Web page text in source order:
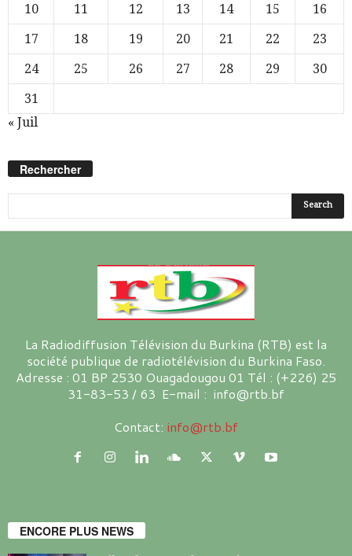
10
11 12 13 14 15
16
17
18 19 20 21 22
23
24
25 26 27 28 29
30
31
« Juil
Rechercher
La Radiodiffusion Télévision du Burkina (RTB) est la
société publique de radiotélévision du Burkina Faso.
Adresse : 01 BP 2530 Ouagadougou 01 Tél : (+226) 25
31-83-53 / 63 E-mail : info@rtb.bf
Contact: info@rtb.bf
ENCORE PLUS NEWS